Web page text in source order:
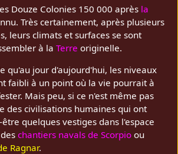
Douze Colonies 150 000 après la
Très certainement, après plusieurs
leurs climats et surfaces se sont
à laTerre originelle.
qu'au jour d'aujourd'hui, les niveaux
faibli à un point où la vie pourrait à
Mais peu, si ce n'est même pas
des civilisations humaines qui ont
quelques vestiges dans l'espace
deschantiers navals de Scorpio ou
Ragnar.